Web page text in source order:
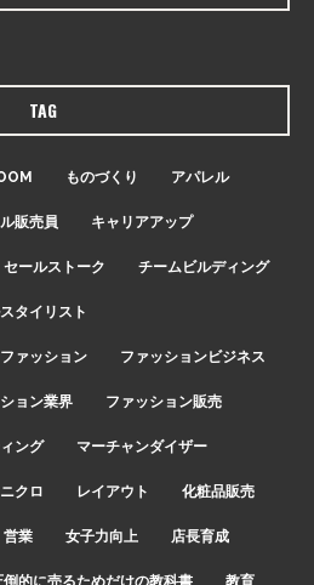
TAG
ものづくり アパレル
販売員 キャリアアップ
セールストーク チームビルディング
タイリスト
ファッション ファッションビジネス
ョン業界 ファッション販売
ング マーチャンダイザー
クロ レイアウト 化粧品販売
営業 女子力向上 店長育成
的に売るためだけの教科書 教育